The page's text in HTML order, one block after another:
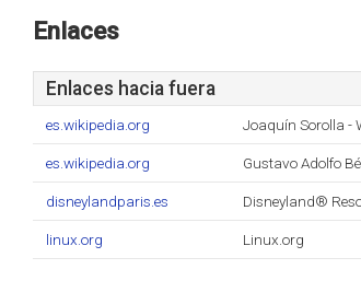
Enlaces
Enlaces hacia fuera
es.wikipedia.org Joaquín Sorolla -
es.wikipedia.org Gustavo Adolfo
disneylandparis.es Disneyland®
linux.org Linux.org